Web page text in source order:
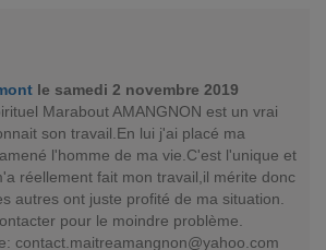
le samedi 2 novembre 2019
Marabout AMANGNON est un vrai
son travail.En lui j'ai placé ma
l'homme de ma vie.C'est l'unique et
réellement fait mon travail,il mérite donc
autres ont juste profité de ma situation.
pour le moindre problème.
contact.maitreamangnon@yahoo.com